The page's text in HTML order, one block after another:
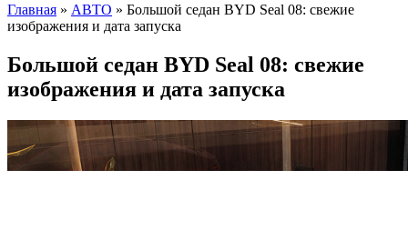
Главная » АВТО » Большой седан BYD Seal 08: свежие
изображения и дата запуска
Большой седан BYD Seal 08: свежие
изображения и дата запуска